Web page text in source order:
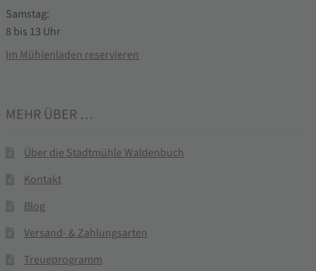
Samstag:
8 bis 13 Uhr
Im Mühlenladen reservieren
MEHR ÜBER …
Über die Stadtmühle Waldenbuch
Kontakt
Blog
Versand- & Zahlungsarten
Treueprogramm